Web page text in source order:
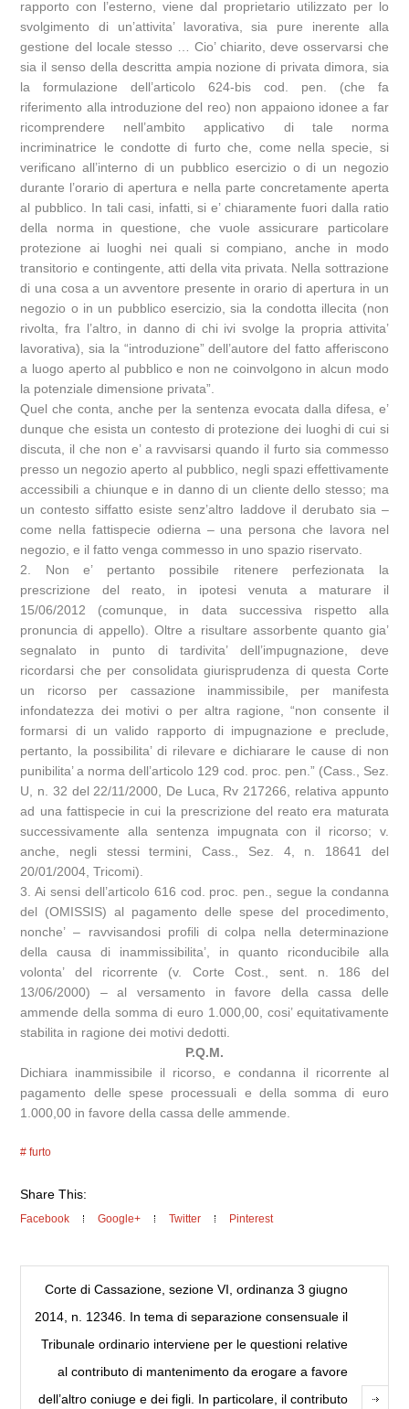
rapporto con l’esterno, viene dal proprietario utilizzato per lo
svolgimento di un’attivita’ lavorativa, sia pure inerente alla
gestione del locale stesso … Cio’ chiarito, deve osservarsi che
sia il senso della descritta ampia nozione di privata dimora, sia
la formulazione dell’articolo 624-bis cod. pen. (che fa
riferimento alla introduzione del reo) non appaiono idonee a far
ricomprendere nell’ambito applicativo di tale norma
incriminatrice le condotte di furto che, come nella specie, si
verificano all’interno di un pubblico esercizio o di un negozio
durante l’orario di apertura e nella parte concretamente aperta
al pubblico. In tali casi, infatti, si e’ chiaramente fuori dalla ratio
della norma in questione, che vuole assicurare particolare
protezione ai luoghi nei quali si compiano, anche in modo
transitorio e contingente, atti della vita privata. Nella sottrazione
di una cosa a un avventore presente in orario di apertura in un
negozio o in un pubblico esercizio, sia la condotta illecita (non
rivolta, fra l’altro, in danno di chi ivi svolge la propria attivita’
lavorativa), sia la “introduzione” dell’autore del fatto afferiscono
a luogo aperto al pubblico e non ne coinvolgono in alcun modo
la potenziale dimensione privata”.
Quel che conta, anche per la sentenza evocata dalla difesa, e’
dunque che esista un contesto di protezione dei luoghi di cui si
discuta, il che non e’ a ravvisarsi quando il furto sia commesso
presso un negozio aperto al pubblico, negli spazi effettivamente
accessibili a chiunque e in danno di un cliente dello stesso; ma
un contesto siffatto esiste senz’altro laddove il derubato sia –
come nella fattispecie odierna – una persona che lavora nel
negozio, e il fatto venga commesso in uno spazio riservato.
2. Non e’ pertanto possibile ritenere perfezionata la
prescrizione del reato, in ipotesi venuta a maturare il
15/06/2012 (comunque, in data successiva rispetto alla
pronuncia di appello). Oltre a risultare assorbente quanto gia’
segnalato in punto di tardivita’ dell’impugnazione, deve
ricordarsi che per consolidata giurisprudenza di questa Corte
un ricorso per cassazione inammissibile, per manifesta
infondatezza dei motivi o per altra ragione, “non consente il
formarsi di un valido rapporto di impugnazione e preclude,
pertanto, la possibilita’ di rilevare e dichiarare le cause di non
punibilita’ a norma dell’articolo 129 cod. proc. pen.” (Cass., Sez.
U, n. 32 del 22/11/2000, De Luca, Rv 217266, relativa appunto
ad una fattispecie in cui la prescrizione del reato era maturata
successivamente alla sentenza impugnata con il ricorso; v.
anche, negli stessi termini, Cass., Sez. 4, n. 18641 del
20/01/2004, Tricomi).
3. Ai sensi dell’articolo 616 cod. proc. pen., segue la condanna
del (OMISSIS) al pagamento delle spese del procedimento,
nonche’ – ravvisandosi profili di colpa nella determinazione
della causa di inammissibilita’, in quanto riconducibile alla
volonta’ del ricorrente (v. Corte Cost., sent. n. 186 del
13/06/2000) – al versamento in favore della cassa delle
ammende della somma di euro 1.000,00, cosi’ equitativamente
stabilita in ragione dei motivi dedotti.
P.Q.M.
Dichiara inammissibile il ricorso, e condanna il ricorrente al
pagamento delle spese processuali e della somma di euro
1.000,00 in favore della cassa delle ammende.
furto
Share This:
Facebook Google+ Twitter Pinterest
Corte di Cassazione, sezione VI, ordinanza 3 giugno
2014, n. 12346. In tema di separazione consensuale il
Tribunale ordinario interviene per le questioni relative
al contributo di mantenimento da erogare a favore
dell’altro coniuge e dei figli. In particolare, il contributo